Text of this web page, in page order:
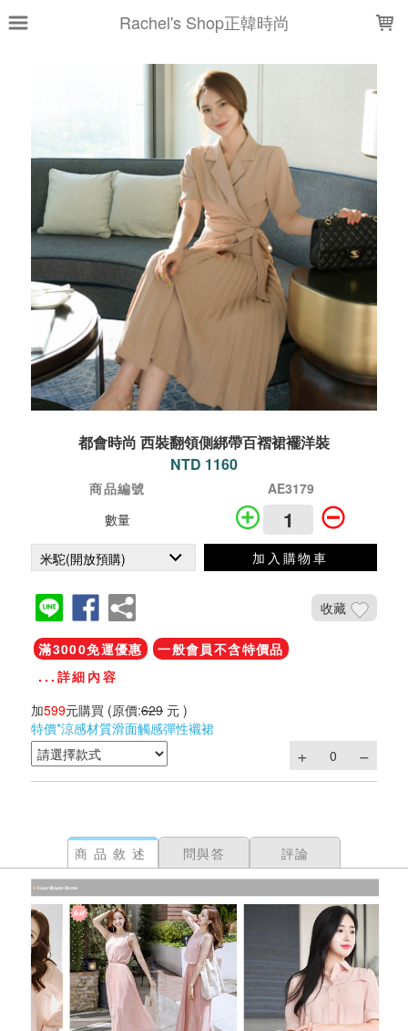
Rachel's Shop正韓時尚
都會時尚 西裝翻領側綁帶百褶裙襬洋裝
NTD 1160
商品編號
AE3179
數量
加入購物車
收藏
滿3000免運優惠
一般會員不含特價品
...詳細內容
加599元購買 (原價:629 元 )
特價*涼感材質滑面觸感彈性襯裙
商品敘述 問與答 評論